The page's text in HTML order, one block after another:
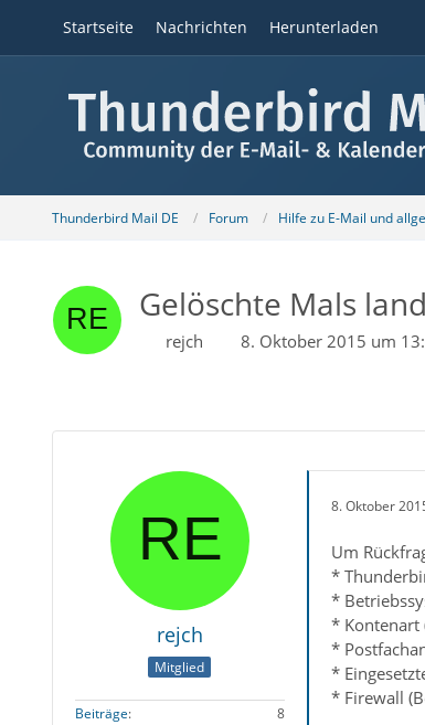
Startseite Nachrichten Herunterladen
Thunderbird Mail DE Forum Hilfe zu E-Mail und
Gelöschte Mals
rejch 8. Oktober 2015 um
rejch
Mitglied
Beiträge
8
8. Oktober
Um
*
*
* Kontenart
*
*
* Firewall